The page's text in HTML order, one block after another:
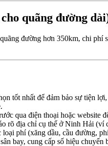
quãng đường
đường hơn 350km, chi phí
tốt nhất để đảm bảo sự tiện
qua điện thoại hoặc website
rõ địa chỉ cụ thể ở Ninh Hải
phí (xăng dầu, cầu đường,
bay, cung cấp số hiệu